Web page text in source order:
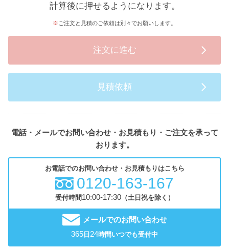
計算後に押せるようになります。
ご注文と見積のご依頼は別々でお願いします。
注文に進む
見積依頼
電話・メールでお問い合わせ・お見積もり・ご注文を承って
おります。
お電話でのお問い合わせ・お見積もりはこちら
0120-163-167
受付時間10:00-17:30（土日祝を除く）
メールでのお問い合わせ
365日24時間いつでも受付中